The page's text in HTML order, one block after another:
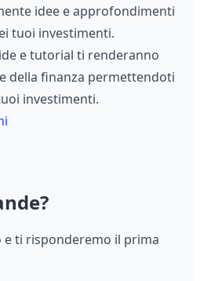
idee e approfondimenti
tuoi investimenti.
e tutorial ti renderanno
della finanza permettendoti
investimenti.
e ti risponderemo il prima